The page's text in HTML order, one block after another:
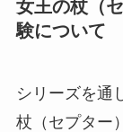
女王の杖（
験について
シリーズを通
杖（セプター